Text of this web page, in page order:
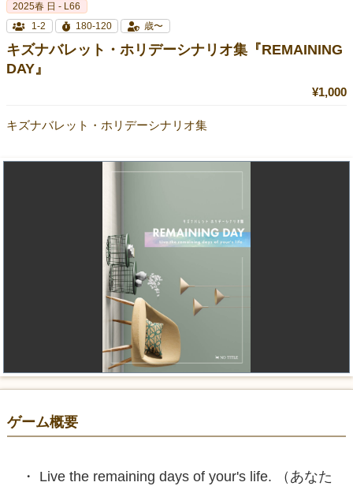
2025春 日 - L66
1-2
180-120 歳〜
キズナバレット・ホリデーシナリオ集『REMAINING
DAY』
¥1,000
キズナバレット・ホリデーシナリオ集
ゲーム概要
Live the remaining days of your's life. （あなた